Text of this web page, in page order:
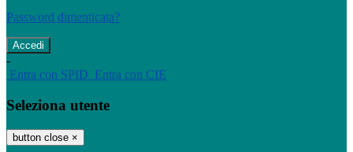
Password dimenticata?
-
Entra con SPID Entra con CIE
Seleziona utente
button close ×